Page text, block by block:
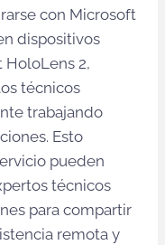
con Microsoft
dispositivos
2,
técnicos
trabajando
Esto
pueden
técnicos
para compartir
remota y